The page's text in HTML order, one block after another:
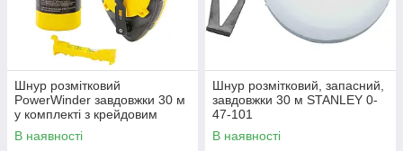
Шнур розмітковий
PowerWinder завдовжки 30 м
у комплекті з крейдовим
порошком і підвісним рівнем
STANLEY 0-47-465
В наявності
Шнур розмітковий, запасний,
завдовжки 30 м STANLEY 0-
47-101
В наявності